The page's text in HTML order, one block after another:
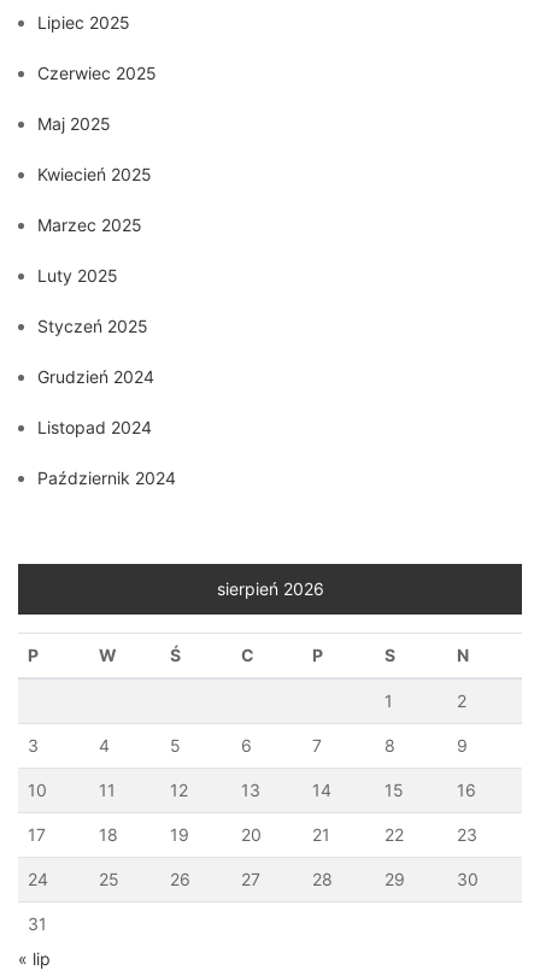
Lipiec 2025
Czerwiec 2025
Maj 2025
Kwiecień 2025
Marzec 2025
Luty 2025
Styczeń 2025
Grudzień 2024
Listopad 2024
Październik 2024
sierpień 2026
P W Ś C P S N
1 2
3 4 5 6 7 8 9
10 11 12 13 14 15 16
17 18 19 20 21 22 23
24 25 26 27 28 29 30
31
« lip